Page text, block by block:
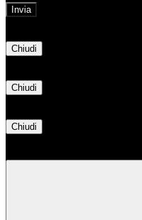
Chiudi
Chiudi
Chiudi